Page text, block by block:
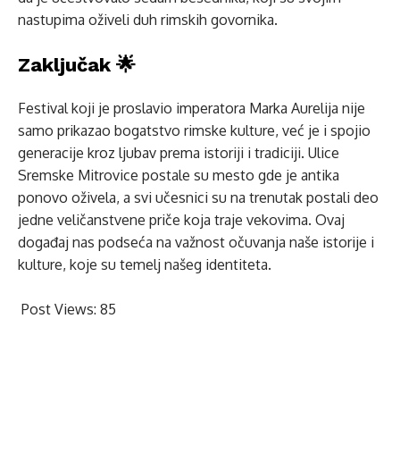
nastupima oživeli duh rimskih govornika.
Zaključak 🌟
Festival koji je proslavio imperatora Marka Aurelija nije
samo prikazao bogatstvo rimske kulture, već je i spojio
generacije kroz ljubav prema istoriji i tradiciji. Ulice
Sremske Mitrovice postale su mesto gde je antika
ponovo oživela, a svi učesnici su na trenutak postali deo
jedne veličanstvene priče koja traje vekovima. Ovaj
događaj nas podseća na važnost očuvanja naše istorije i
kulture, koje su temelj našeg identiteta.
Post Views: 85